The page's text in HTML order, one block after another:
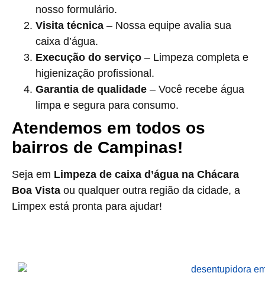
nosso formulário.
Visita técnica – Nossa equipe avalia sua
caixa d’água.
Execução do serviço – Limpeza completa e
higienização profissional.
Garantia de qualidade – Você recebe água
limpa e segura para consumo.
Atendemos em todos os
bairros de Campinas!
Seja em Limpeza de caixa d’água na Chácara
Boa Vista ou qualquer outra região da cidade, a
Limpex está pronta para ajudar!